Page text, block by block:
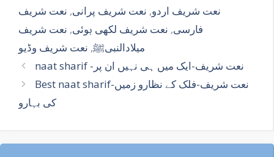
نعت شریف اردو, نعت شریف پرانی, نعت شریف
فارسی, نعت شریف لکھی ہوئی, نعت شریف
میلادالنبیﷺ, نعت شریف وڈیو
naat sharif -نعت شریف-ایک میں ہی نہیں ان پر
Best naat sharif-نعت شریف-فلک کے نظارو زمیں
کی بہارو